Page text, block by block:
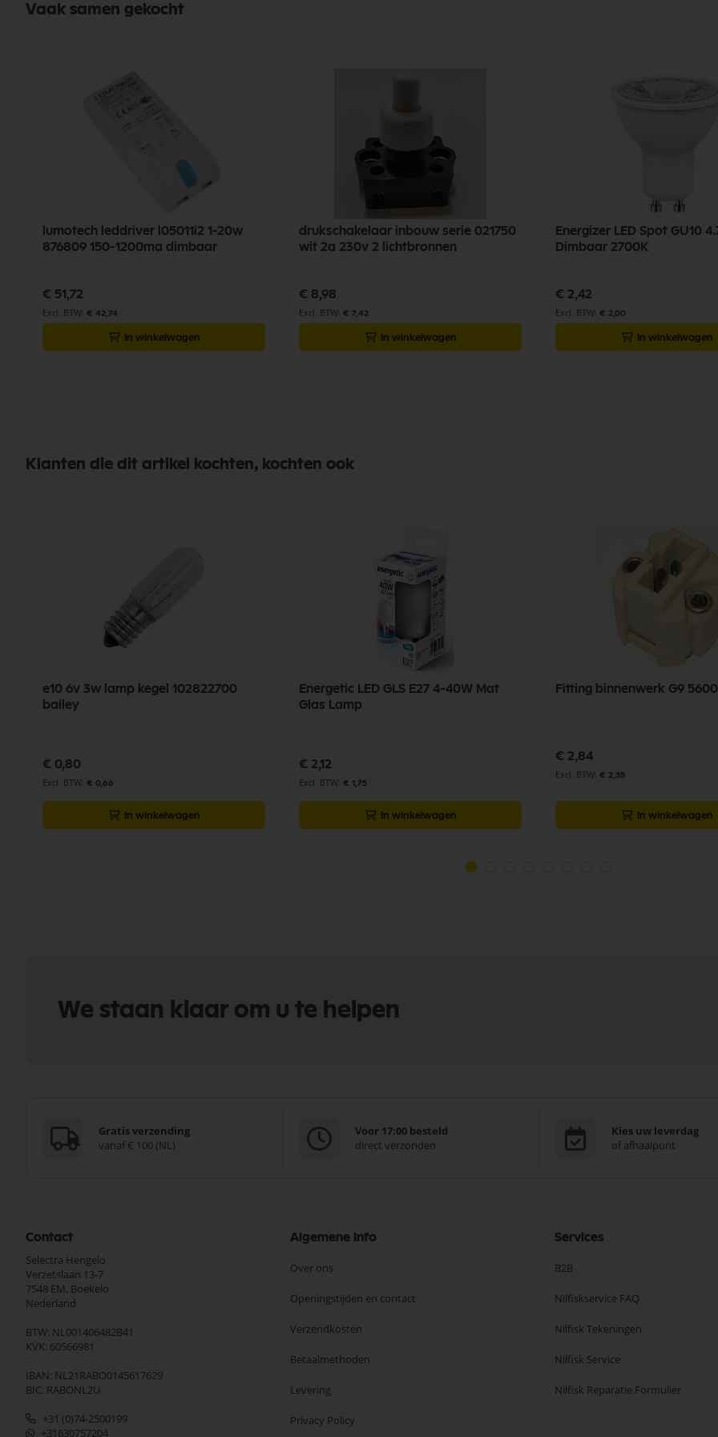
Vaak samen gekocht
lumotech leddriver l05011i2 1-20w
876809 150-1200ma dimbaar
€ 51,72
€ 42,74
In winkelwagen
drukschakelaar inbouw serie 021750
wit 2a 230v 2 lichtbronnen
€ 8,98
€ 7,42
In winkelwagen
Energizer LED Spot GU10
Dimbaar 2700K
€ 2,42
€ 2,00
In winkelwagen
Klanten die dit artikel kochten, kochten ook
e10 6v 3w lamp kegel 102822700
bailey
€ 0,80
€ 0,66
In winkelwagen
Energetic LED GLS E27 4-40W Mat
Glas Lamp
€ 2,12
€ 1,75
In winkelwagen
Fitting binnenwerk G9 5600
€ 2,84
€ 2,35
In winkelwagen
We staan klaar om u te helpen
Gratis verzending
vanaf € 100 (NL)
Voor 17:00 besteld
direct verzonden
Kies uw leverdag
of afhaalpunt
Contact
Selectra Hengelo
Verzetslaan 13-7
7548 EM, Boekelo
Nederland
BTW: NL001406482B41
KVK: 60566981
IBAN: NL21RABO0145617629
BIC: RABONL2U
+31 (0)74-2500199
+31630757204
Algemene Info
Over ons
Openingstijden en contact
Verzendkosten
Betaalmethoden
Levering
Privacy Policy
Services
B2B
Nilfiskservice FAQ
Nilfisk Tekeningen
Nilfisk Service
Nilfisk Reparatie Formulier